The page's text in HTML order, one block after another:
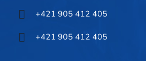
+421 905 412 405
+421 905 412 405